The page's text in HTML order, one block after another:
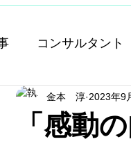
コンサルタント
して大切なこと 店
「感動
金本 淳 2023年9